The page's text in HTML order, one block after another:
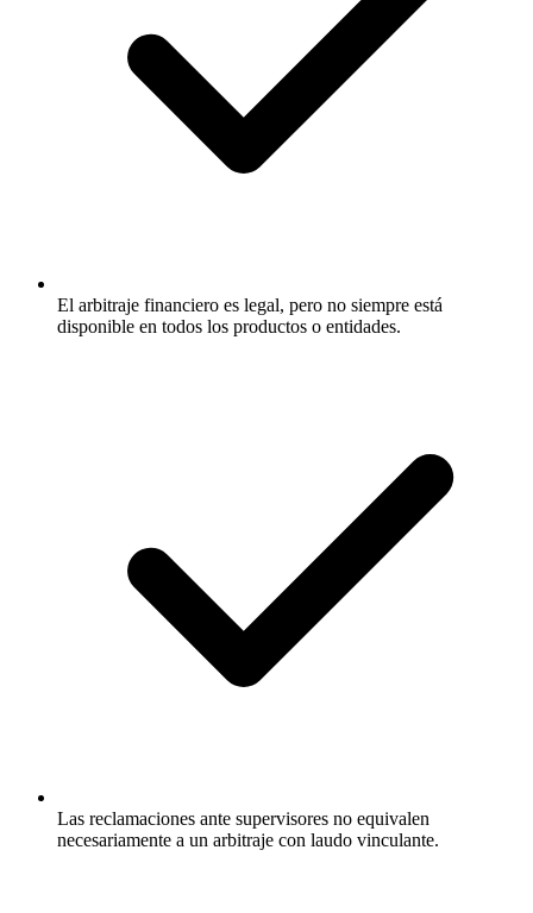
El arbitraje financiero es legal, pero no siempre está
disponible en todos los productos o entidades.
Las reclamaciones ante supervisores no equivalen
necesariamente a un arbitraje con laudo vinculante.